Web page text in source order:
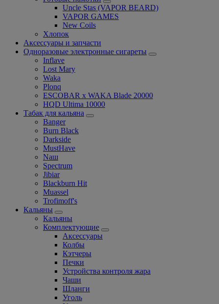
Uncle Stas (VAPOR BEARD)
VAPOR GAMES
New Coils
Хлопок
Аксессуары и запчасти
Одноразовые электронные сигареты
Inflave
Lost Mary
Waka
Plonq
ESCOBAR x WAKA Blade 20000
HQD Ultima 10000
Табак для кальяна
Banger
Burn Black
Darkside
MustHave
Nаш
Spectrum
Jibiar
Blackburn Hit
Muassel
Trofimoff's
Кальяны
Кальяны
Комплектующие
Аксессуары
Колбы
Кэтчеры
Печки
Устройства контроля жара
Чаши
Шланги
Уголь